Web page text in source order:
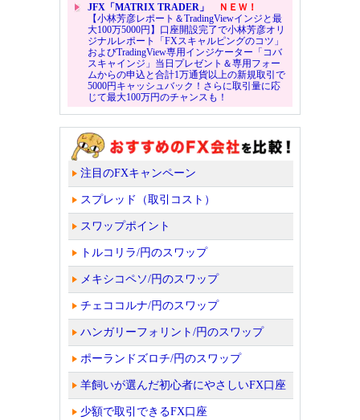
JFX「MATRIX TRADER」
ＮＥＷ！
【小林芳彦レポート＆TradingViewインジと最
大100万5000円】口座開設完了で小林芳彦オリ
ジナルレポート「FXスキャルピングのコツ」
およびTradingView専用インジケーター「コバ
スキャインジ」当日プレゼント＆専用フォー
ムからの申込と合計1万通貨以上の新規取引で
5000円キャッシュバック！さらに取引量に応
じて最大100万円のチャンスも！
注目のFXキャンペーン
スプレッド（取引コスト）
スワップポイント
トルコリラ/円のスワップ
メキシコペソ/円のスワップ
チェココルナ/円のスワップ
ハンガリーフォリント/円のスワップ
ポーランドズロチ/円のスワップ
羊飼いが選んだ初心者にやさしいFX口座
少額で取引できるFX口座